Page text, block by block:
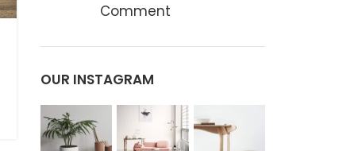
Comment
OUR INSTAGRAM